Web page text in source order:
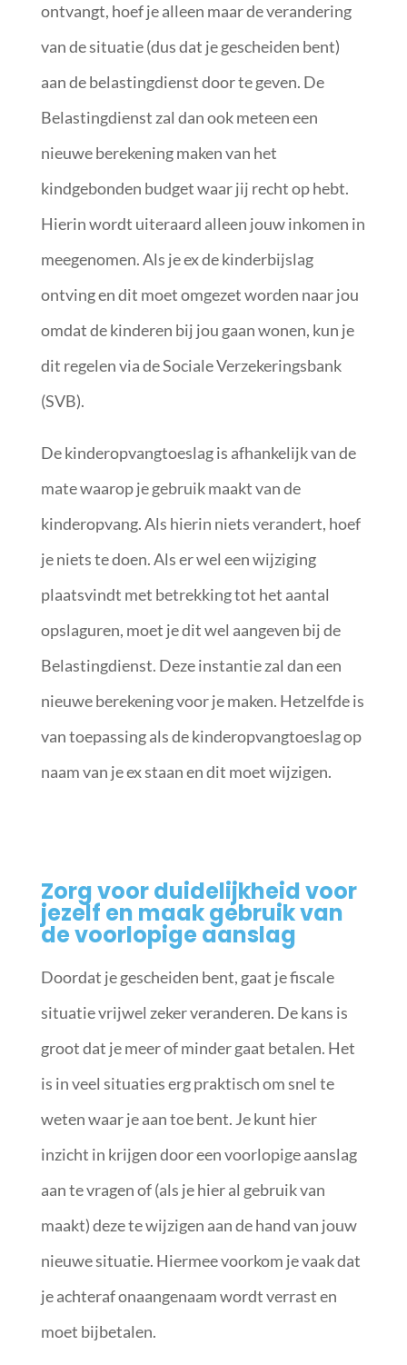
ontvangt, hoef je alleen maar de verandering
van de situatie (dus dat je gescheiden bent)
aan de belastingdienst door te geven. De
Belastingdienst zal dan ook meteen een
nieuwe berekening maken van het
kindgebonden budget waar jij recht op hebt.
Hierin wordt uiteraard alleen jouw inkomen in
meegenomen. Als je ex de kinderbijslag
ontving en dit moet omgezet worden naar jou
omdat de kinderen bij jou gaan wonen, kun je
dit regelen via de Sociale Verzekeringsbank
(SVB).
De kinderopvangtoeslag is afhankelijk van de
mate waarop je gebruik maakt van de
kinderopvang. Als hierin niets verandert, hoef
je niets te doen. Als er wel een wijziging
plaatsvindt met betrekking tot het aantal
opslaguren, moet je dit wel aangeven bij de
Belastingdienst. Deze instantie zal dan een
nieuwe berekening voor je maken. Hetzelfde is
van toepassing als de kinderopvangtoeslag op
naam van je ex staan en dit moet wijzigen.
Zorg voor duidelijkheid voor
jezelf en maak gebruik van
de voorlopige aanslag
Doordat je gescheiden bent, gaat je fiscale
situatie vrijwel zeker veranderen. De kans is
groot dat je meer of minder gaat betalen. Het
is in veel situaties erg praktisch om snel te
weten waar je aan toe bent. Je kunt hier
inzicht in krijgen door een voorlopige aanslag
aan te vragen of (als je hier al gebruik van
maakt) deze te wijzigen aan de hand van jouw
nieuwe situatie. Hiermee voorkom je vaak dat
je achteraf onaangenaam wordt verrast en
moet bijbetalen.